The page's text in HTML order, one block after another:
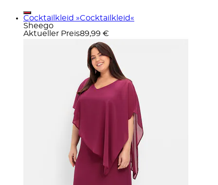
Cocktailkleid »Cocktailkleid«
Sheego
Aktueller Preis89,99 €